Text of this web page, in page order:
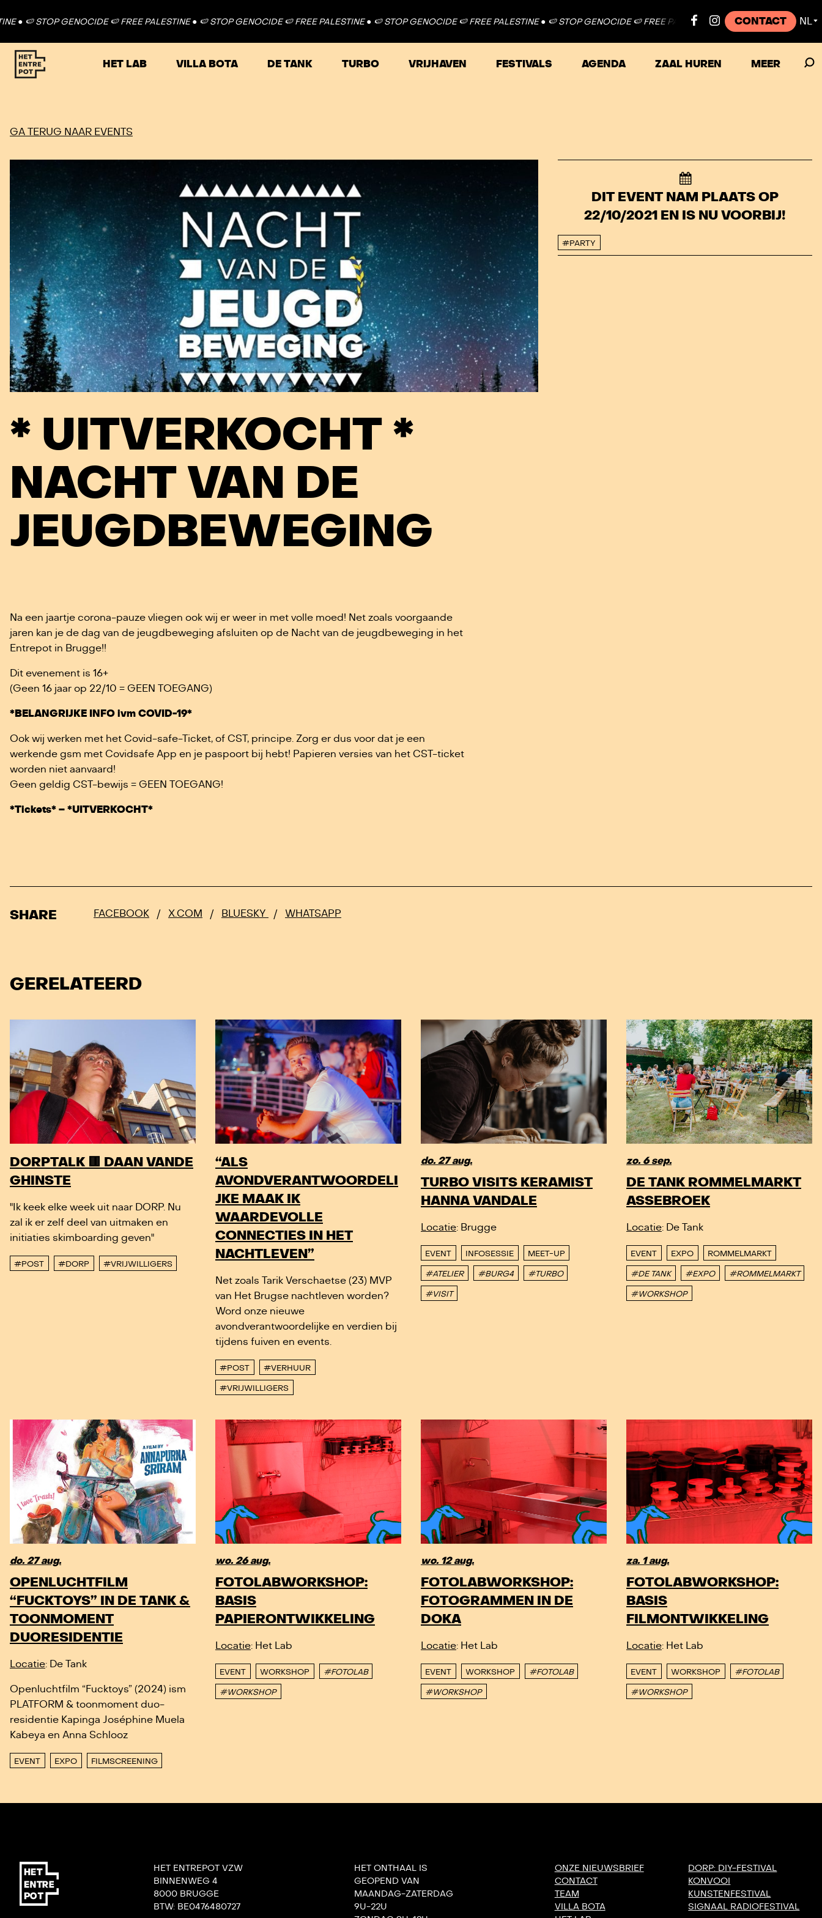
STOP GENOCIDE 🍉 FREE PALESTINE ● 🍉 STOP GENOCIDE 🍉 FREE PALESTINE ● 🍉 STOP GENOCIDE 🍉 FREE PALESTINE ● 🍉 STOP GENOCIDE 🍉 FREE PALESTINE ● 🍉 STOP GENOCIDE 🍉 FREE
CONTACT NL ▼
HET LAB VILLA BOTA DE TANK TURBO VRIJHAVEN FESTIVALS AGENDA ZAAL HUREN MEER
GA TERUG NAAR EVENTS
* UITVERKOCHT *
NACHT VAN DE
JEUGDBEWEGING
DIT EVENT NAM PLAATS OP
22/10/2021 EN IS NU VOORBIJ!
#PARTY
Na een jaartje corona-pauze vliegen ook wij er weer in met volle moed! Net zoals voorgaande
jaren kan je de dag van de jeugdbeweging afsluiten op de Nacht van de jeugdbeweging in het
Entrepot in Brugge!!
Dit evenement is 16+
(Geen 16 jaar op 22/10 = GEEN TOEGANG)
*BELANGRIJKE INFO ivm COVID-19*
Ook wij werken met het Covid-safe-Ticket, of CST, principe. Zorg er dus voor dat je een
werkende gsm met Covidsafe App en je paspoort bij hebt! Papieren versies van het CST-ticket
worden niet aanvaard!
Geen geldig CST-bewijs = GEEN TOEGANG!
*Tickets* – *UITVERKOCHT*
SHARE FACEBOOK / X.COM / BLUESKY / WHATSAPP
GERELATEERD
DORPTALK 🟥 DAAN VANDE
GHINSTE
"Ik keek elke week uit naar DORP. Nu
zal ik er zelf deel van uitmaken en
initiaties skimboarding geven"
#POST #DORP #VRIJWILLIGERS
“ALS
AVONDVERANTWOORDELI
JKE MAAK IK
WAARDEVOLLE
CONNECTIES IN HET
NACHTLEVEN”
Net zoals Tarik Verschaetse (23) MVP
van Het Brugse nachtleven worden?
Word onze nieuwe
avondverantwoordelijke en verdien bij
tijdens fuiven en events.
#POST #VERHUUR
#VRIJWILLIGERS
do. 27 aug.
TURBO VISITS KERAMIST
HANNA VANDALE
Locatie: Brugge
EVENT INFOSESSIE MEET-UP
#ATELIER #BURG4 #TURBO
#VISIT
zo. 6 sep.
DE TANK ROMMELMARKT
ASSEBROEK
Locatie: De Tank
EVENT EXPO ROMMELMARKT
#DE TANK #EXPO #ROMMELMARKT
#WORKSHOP
do. 27 aug.
OPENLUCHTFILM
“FUCKTOYS” IN DE TANK &
TOONMOMENT
DUORESIDENTIE
Locatie: De Tank
Openluchtfilm “Fucktoys” (2024) ism
PLATFORM & toonmoment duo-
residentie Kapinga Joséphine Muela
Kabeya en Anna Schlooz
EVENT EXPO FILMSCREENING
wo. 26 aug.
FOTOLABWORKSHOP:
BASIS
PAPIERONTWIKKELING
Locatie: Het Lab
EVENT WORKSHOP #FOTOLAB
#WORKSHOP
wo. 12 aug.
FOTOLABWORKSHOP:
FOTOGRAMMEN IN DE
DOKA
Locatie: Het Lab
EVENT WORKSHOP #FOTOLAB
#WORKSHOP
za. 1 aug.
FOTOLABWORKSHOP:
BASIS
FILMONTWIKKELING
Locatie: Het Lab
EVENT WORKSHOP #FOTOLAB
#WORKSHOP
HET ENTREPOT VZW
BINNENWEG 4
8000 BRUGGE
BTW: BE0476480727
HET ONTHAAL IS
GEOPEND VAN
MAANDAG-ZATERDAG
9U-22U
ONZE NIEUWSBRIEF
CONTACT
TEAM
VILLA BOTA
DORP: DIY-FESTIVAL
KONVOOI
KUNSTENFESTIVAL
SIGNAAL RADIOFESTIVAL